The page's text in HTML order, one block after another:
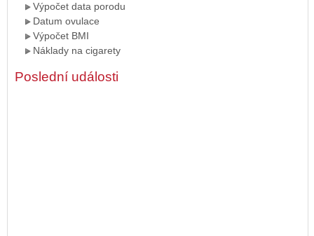
Výpočet data porodu
Datum ovulace
Výpočet BMI
Náklady na cigarety
Poslední události